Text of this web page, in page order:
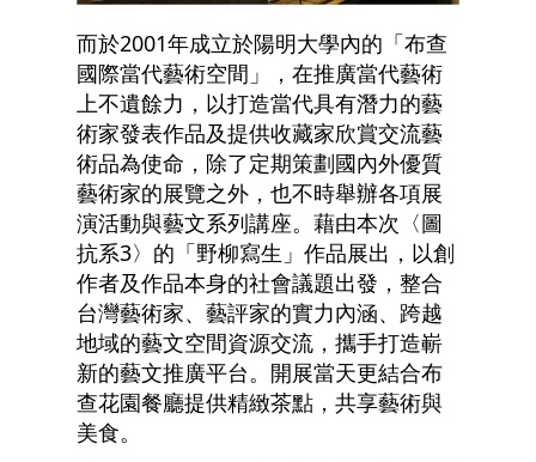
而於2001年成立於陽明大學內的「布查
國際當代藝術空間」，在推廣當代藝術
上不遺餘力，以打造當代具有潛力的藝
術家發表作品及提供收藏家欣賞交流藝
術品為使命，除了定期策劃國內外優質
藝術家的展覽之外，也不時舉辦各項展
演活動與藝文系列講座。藉由本次〈圖
抗系3〉的「野柳寫生」作品展出，以創
作者及作品本身的社會議題出發，整合
台灣藝術家、藝評家的實力內涵、跨越
地域的藝文空間資源交流，攜手打造嶄
新的藝文推廣平台。開展當天更結合布
查花園餐廳提供精緻茶點，共享藝術與
美食。